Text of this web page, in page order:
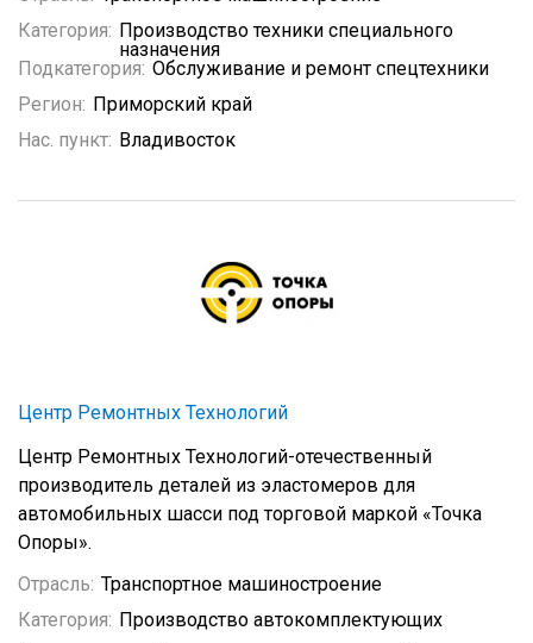
Категория: Производство техники специального
назначения
Подкатегория: Обслуживание и ремонт спецтехники
Регион: Приморский край
Нас. пункт: Владивосток
Центр Ремонтных Технологий
Центр Ремонтных Технологий-отечественный
производитель деталей из эластомеров для
автомобильных шасси под торговой маркой «Точка
Опоры».
Отрасль: Транспортное машиностроение
Категория: Производство автокомплектующих